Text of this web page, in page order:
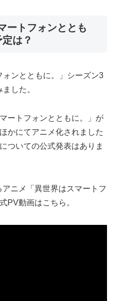
ートフォンととも
は？
ンとともに。」シーズン3
した。
ートフォンとともに。」が
かにてアニメ化されました
ついての公式発表はありま
ニメ「異世界はスマートフ
PV動画はこちら。